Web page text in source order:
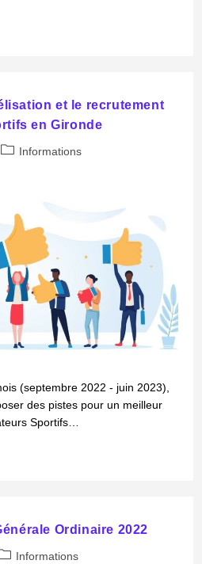
et le recrutement
en Gironde
Informations
(septembre 2022 - juin 2023),
des pistes pour un meilleur
Sportifs…
Ordinaire 2022
Informations